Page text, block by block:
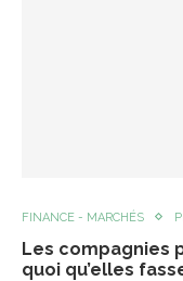
FINANCE - MARCHÉS
Les compagnies
quoi qu’elles